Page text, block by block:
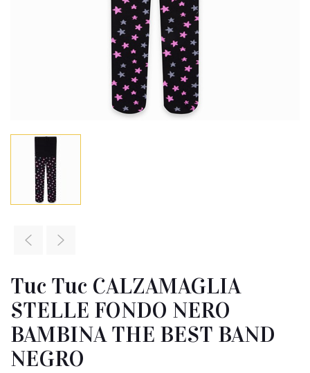
Tuc Tuc CALZAMAGLIA
STELLE FONDO NERO
BAMBINA THE BEST BAND
NEGRO